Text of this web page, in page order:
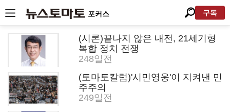
포커스 구독
(시론)끝나지 않은 내전, 21세기형
복합 정치 전쟁
248일전
(토마토칼럼)'시민영웅'이 지켜낸 민
주주의
249일전